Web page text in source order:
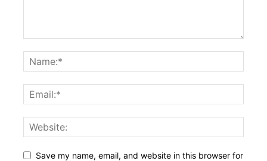
Save my name, email, and website in this browser for